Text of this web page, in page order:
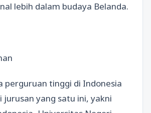
lebih dalam budaya Belanda.
perguruan tinggi di Indonesia
jurusan yang satu ini, yakni